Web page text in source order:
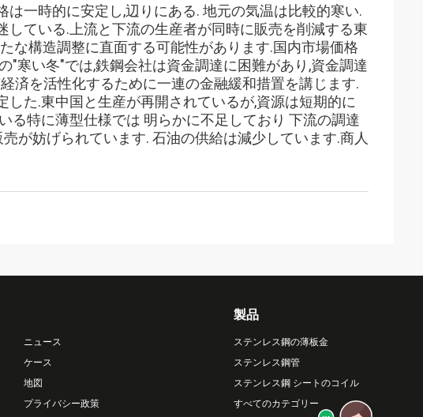
一時的に安定し,辺りにある. 地元の気温は比較的寒い.
している.上流と下流の生産者が同時に販売を削減する東
な構造調整に直面する可能性があります.国内市場価格
"寒い冬"では,鉄鋼会社は資金調達に困難があり,資金調達
済を活性化するために一連の金融緩和措置を講じます.
た.東中国と生産が再開されているが,資源は短期的に
る特に薄型仕様では 明らかに不足しており 下流の調達
が妨げられています. 石油の供給は減少しています.商人
ニュース
ケース
地図
プライバシー政策
製品
ステンレス鋼の薄板金
ステンレス鋼管
ステンレス鋼 シートのコイル
すべてのカテゴリー